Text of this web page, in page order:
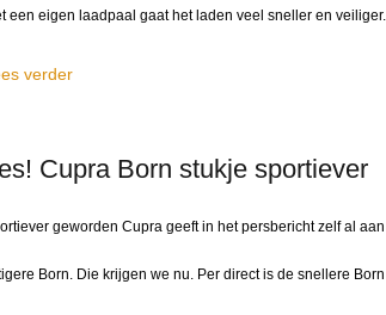
een eigen laadpaal gaat het laden veel sneller en
verder
Cupra Born stukje sportiever
geworden Cupra geeft in het persbericht zelf al
Born. Die krijgen we nu. Per direct is de snellere